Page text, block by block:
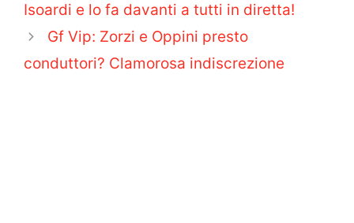
Isoardi e lo fa davanti a tutti in diretta!
Gf Vip: Zorzi e Oppini presto
conduttori? Clamorosa indiscrezione